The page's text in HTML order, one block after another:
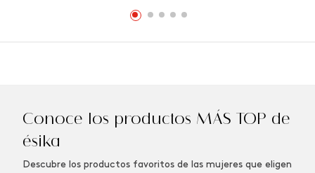
Conoce los productos MÁS TOP de
ésika
Descubre los productos favoritos de las mujeres que eligen